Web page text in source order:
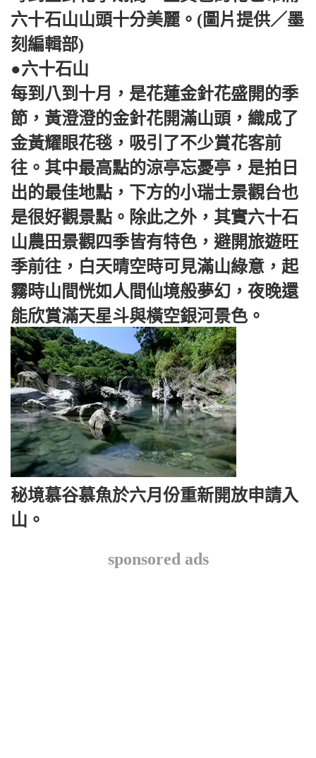
六十石山山頭十分美麗。(圖片提供／墨
刻編輯部)
●六十石山
每到八到十月，是花蓮金針花盛開的季
節，黃澄澄的金針花開滿山頭，織成了
金黃耀眼花毯，吸引了不少賞花客前
往。其中最高點的涼亭忘憂亭，是拍日
出的最佳地點，下方的小瑞士景觀台也
是很好觀景點。除此之外，其實六十石
山農田景觀四季皆有特色，避開旅遊旺
季前往，白天晴空時可見滿山綠意，起
霧時山間恍如人間仙境般夢幻，夜晚還
能欣賞滿天星斗與橫空銀河景色。
秘境慕谷慕魚於六月份重新開放申請入
山。
sponsored ads